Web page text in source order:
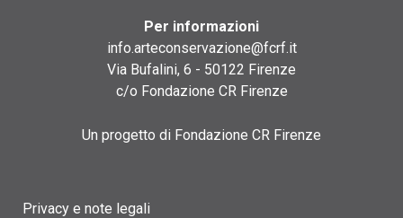
Per informazioni
info.arteconservazione@fcrf.it
Via Bufalini, 6 - 50122 Firenze
c/o Fondazione CR Firenze
Un progetto di Fondazione CR Firenze
Privacy e note legali